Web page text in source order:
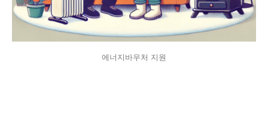
에너지바우처 지원